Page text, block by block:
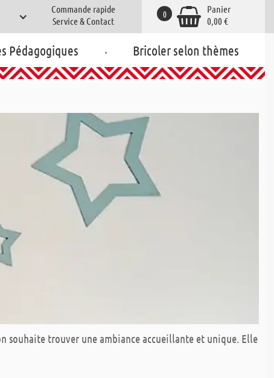
Commande rapide
Service & Contact
Panier
0,00 €
0
Pédagogiques . Bricoler selon thèmes
souhaite trouver une ambiance accueillante et unique. Elle